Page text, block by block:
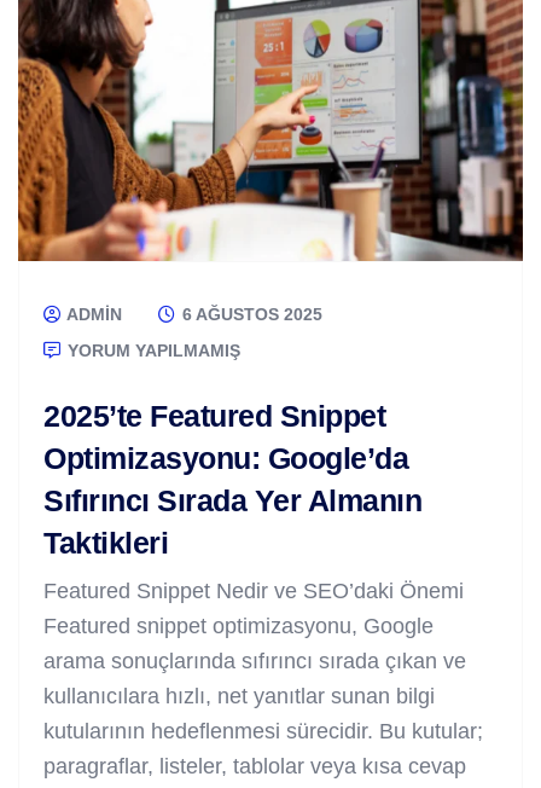
ADMIN
6 AĞUSTOS 2025
YORUM YAPILMAMIŞ
2025’te Featured Snippet
Optimizasyonu: Google’da
Sıfırıncı Sırada Yer Almanın
Taktikleri
Featured Snippet Nedir ve SEO’daki Önemi
Featured snippet optimizasyonu, Google
arama sonuçlarında sıfırıncı sırada çıkan ve
kullanıcılara hızlı, net yanıtlar sunan bilgi
kutularının hedeflenmesi sürecidir. Bu kutular;
paragraflar, listeler, tablolar veya kısa cevap